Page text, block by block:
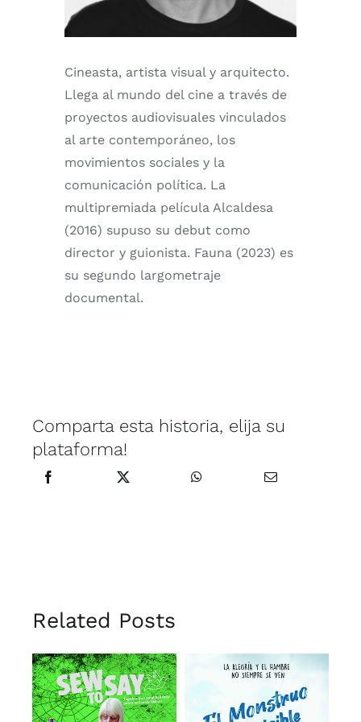
Cineasta, artista visual y arquitecto.
Llega al mundo del cine a través de
proyectos audiovisuales vinculados
al arte contemporáneo, los
movimientos sociales y la
comunicación política. La
multipremiada película Alcaldesa
(2016) supuso su debut como
director y guionista. Fauna (2023) es
su segundo largometraje
documental.
Comparta esta historia, elija su
plataforma!
Related Posts